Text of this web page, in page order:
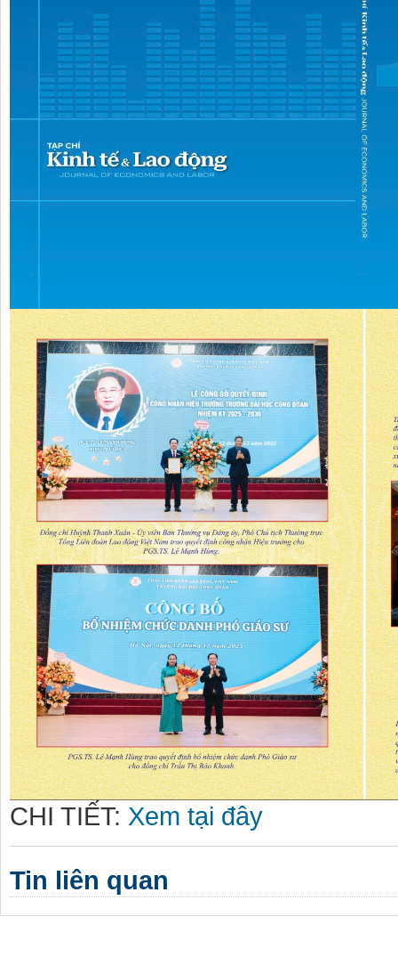
CHI TIẾT: Xem tại đây
Tin liên quan